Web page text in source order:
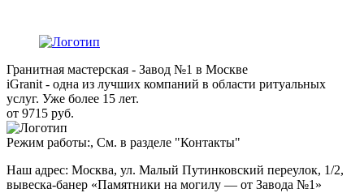
Гранитная мастерская - Завод №1 в Москве
iGranit - одна из лучших компаний в области ритуальных
услуг. Уже более 15 лет.
от 9715 руб.
Режим работы:, См. в разделе "Контакты"
Наш адрес: Москва, ул. Малый Путинковский переулок, 1/2,
вывеска-банер «Памятники на могилу — от Завода №1»